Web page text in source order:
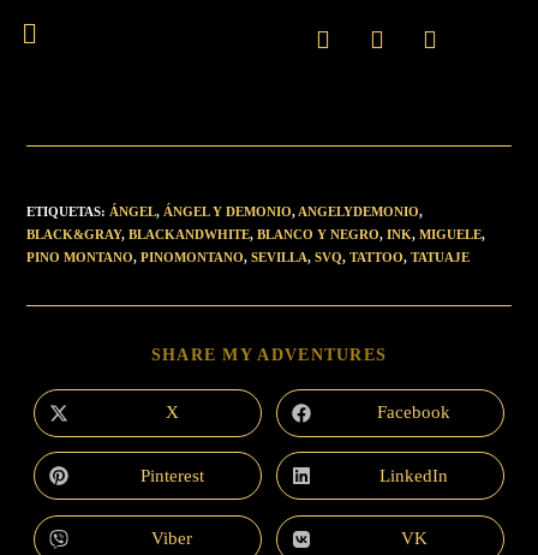
ETIQUETAS: ÁNGEL, ÁNGEL Y DEMONIO, ANGELYDEMONIO,
BLACK&GRAY, BLACKANDWHITE, BLANCO Y NEGRO, INK, MIGUELE,
PINO MONTANO, PINOMONTANO, SEVILLA, SVQ, TATTOO, TATUAJE
SHARE MY ADVENTURES
X Facebook
Pinterest LinkedIn
Viber VK